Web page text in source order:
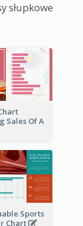
słupkowe
Sales Of A
Sports
Chart